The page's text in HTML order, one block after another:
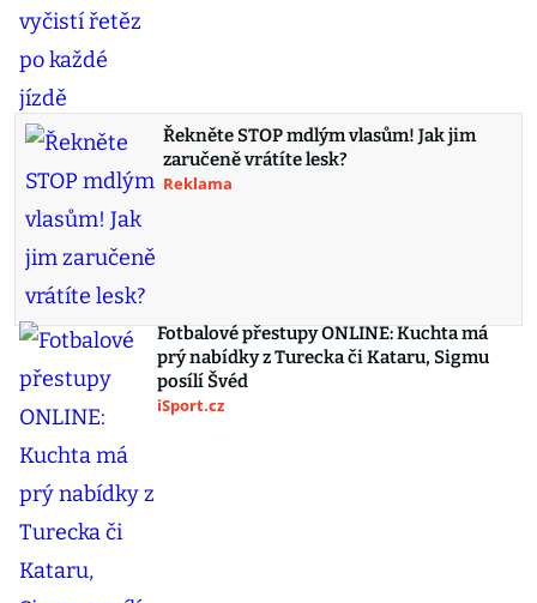
Řekněte STOP mdlým vlasům! Jak jim
zaručeně vrátíte lesk?
Reklama
Fotbalové přestupy ONLINE: Kuchta má
prý nabídky z Turecka či Kataru, Sigmu
posílí Švéd
iSport.cz